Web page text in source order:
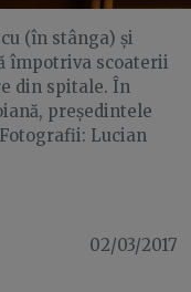
(în stânga) și
împotriva scoaterii
din spitale. În
președintele
Lucian
02/03/2017